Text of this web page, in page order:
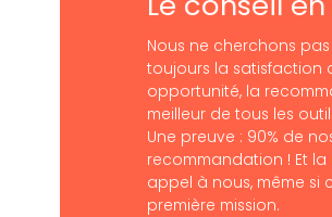
Nous ne cherchons
toujours la satisfaction
opportunité, la
meilleur de tous les
Une preuve : 90% de
recommandation ! Et
appel à nous, même si
première mission.